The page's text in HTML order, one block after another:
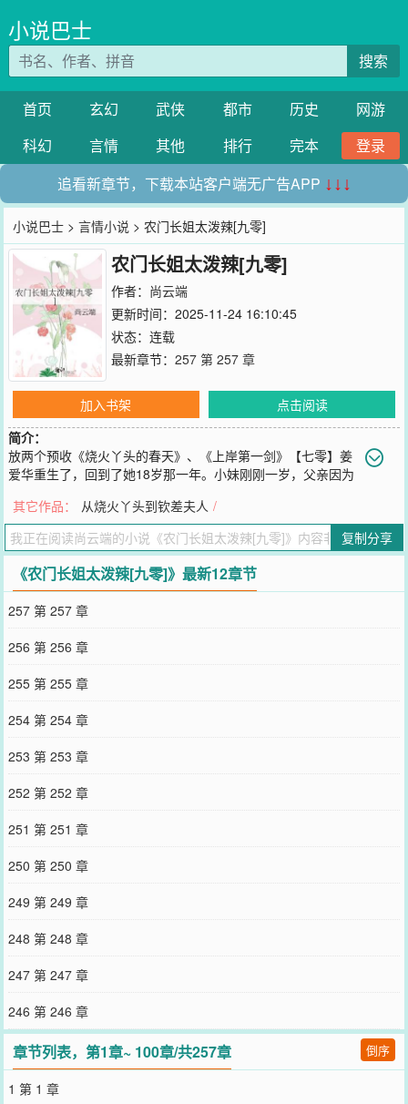
小说巴士
搜索
首页 玄幻 武侠 都市 历史
网游
科幻
言情 其他 排行 完本
登录
追看新章节，下载本站客户端无广告APP ↓↓↓
小说巴士 >言情小说 > 农门长姐太泼辣[九零]
农门长姐太泼辣[九零]
作者： 尚云端
更新时间：2025-11-24 16:10:45
状态：连载
最新章节： 257 第 257 章
加入书架
点击阅读
简介：
放两个预收《烧火丫头的春天》、《上岸第一剑》【七零】姜
爱华重生了，回到了她18岁那一年。小妹刚刚一岁，父亲因为
门，正在上初中的二妹又刚好到了叛逆期……正是她家如大厦倾的开
始。开局就是烂牌，她却觉得刚好。因为这个时候，她还没有招赘，
母亲还没有借种，父亲还没有轻生，二妹还没有早恋，小妹还没有送
人……一切都还来得及。害我的，欠我的，我要一样样拿回来。
———————骆川从没见过这么泼辣的女人。第一次见她，她拿了
一盆水直接泼到了一直骂她的二爷爷身上；第二次见她，她拉着村长
家的媳妇在深夜的山里躲流氓；第三次见她，她干脆拎着刀去追抱走
妹妹的人家，口口声声骂人家人贩子……骆川摇摇头，这么凶悍的女
人，谁敢要啊？不过，如果是他的话倒无妨，他抗造啊~
————————————————————————《烧火丫头的
春天》*黎笑笑在追杀一只星际战狼时误入时空隧道，穿越到三万多年
前的大武朝，成为了县令家的烧火丫头。大喜过望的黎笑笑只道终于
结束了打打杀杀的日子，可以高枕无忧地混吃等死了，却不幸地发现
她的主家，怎么好像越过越凄惨？孟县令政绩没有过错一堆，公子孟
观棋天天手不释卷中看不中用，小姐的丫头卷了财物跟车夫跑了，夫
人刘氏跟妾室罗氏在这种情况下还不忘天天干仗……黎笑笑看着日渐
空虚的米缸叹息，这日子好像也没比末世好过多少。*孟观棋随父贬谪
至泌阳县，他心高气傲，一心想中进士为父平反，却没发现父母日渐
消瘦的身材及桌上越发贫瘠的饮食，直到家里的烧火丫头一个竹杖把
他掀了个跟头，他才彻底清醒过来。与那可望不可及的前途相比，如
何在这穷山恶水之地保住性命似乎才是最紧要的事。放下书本挽起裤
腿，他把尊严抛开，脚踏实地从头开始。不想命运否极泰来，他日一
朝青云叠步，父亲冤屈洗尽，他成为了朝堂中年纪最轻最令人瞩目的
中书舍人，一家终于可以离开泌阳回京，家里新雇的仆从欣喜若狂奔
走相告，可那烧火丫头却大咧咧地直言不想离开，只求归还卖身契。
孟观棋眼睛危险地眯起，把他撩得春花绽放还想跑？没门！
——————————————————————————《上岸第
一剑》【七零】上岸第一剑，先斩意中人。这句话虽然是后世的网络
用语，但屠娇娇觉得真的很适合用来形容自己跟丈夫颜殊。颜殊是72
年下放到她们乡的知青，当时乡里正闹□□，村里饿死了不少人，颜殊
是她瞒着家里人救下来的，用的是她偷偷藏起来的救命粮。救命之
恩，不得不还，颜殊问她有什么要求，屠娇娇毫不犹豫：“跟我结婚，
以后有机会回城了，记得带我回去。”颜殊额上青筋暴起，但粮食在她
其它作品： 从烧火丫头到钦差夫人 /
复制分享
《农门长姐太泼辣[九零]》最新12章节
257 第 257 章
256 第 256 章
255 第 255 章
254 第 254 章
253 第 253 章
252 第 252 章
251 第 251 章
250 第 250 章
249 第 249 章
248 第 248 章
247 第 247 章
246 第 246 章
章节列表，第1章~ 100章/共257章 倒序
1 第 1 章